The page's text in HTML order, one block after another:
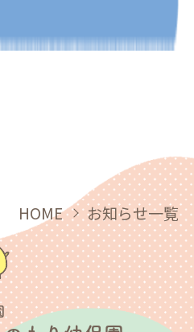
HOME お知らせ一覧